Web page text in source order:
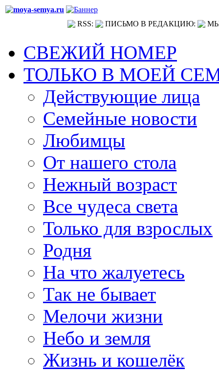
RSS: ПИСЬМО В РЕДАКЦИЮ:
СВЕЖИЙ НОМЕР
ТОЛЬКО В МОЕЙ
Действующие лица
Семейные новости
Любимцы
От нашего стола
Нежный возраст
Все чудеса света
Только для взрослых
Родня
На что жалуетесь
Так не бывает
Мелочи жизни
Небо и земля
Жизнь и кошелёк